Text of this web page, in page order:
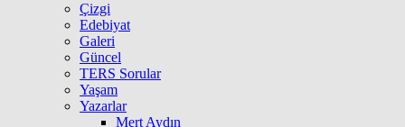
Çizgi
Edebiyat
Galeri
Güncel
TERS Sorular
Yaşam
Yazarlar
Mert Aydın